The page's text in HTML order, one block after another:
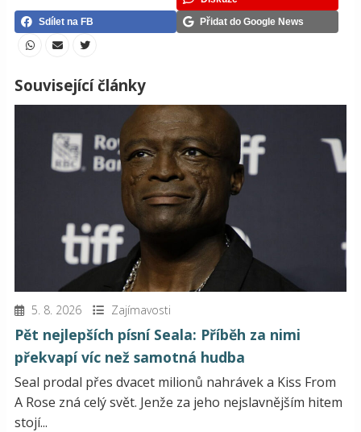
Sdílet na FB
Přidat do Google News
Související články
5. 8. 2026 Zajímavosti
Pět nejlepších písní Seala: Příběh za nimi
překvapí víc než samotná hudba
Seal prodal přes dvacet milionů nahrávek a Kiss From
A Rose zná celý svět. Jenže za jeho nejslavnějším hitem
stojí...